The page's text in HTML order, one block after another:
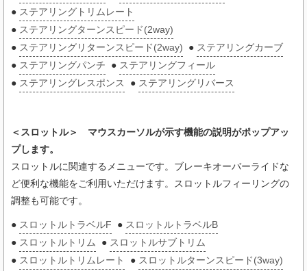
● ステアリングトリムレート
● ステアリングターンスピード(2way)
● ステアリングリターンスピード(2way) ● ステアリングカーブ
● ステアリングパンチ ● ステアリングフィール
● ステアリングレスポンス ● ステアリングリバース
＜スロットル＞ マウスカーソルが示す機能の説明がポップアッ
プします。
スロットルに関連するメニューです。ブレーキオーバーライドな
ど便利な機能をご利用いただけます。スロットルフィーリングの
調整も可能です。
● スロットルトラベルF ● スロットルトラベルB
● スロットルトリム ● スロットルサブトリム
● スロットルトリムレート ● スロットルターンスピード(3way)